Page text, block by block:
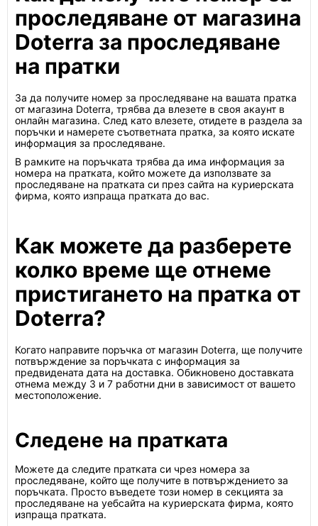
проследяване от магазина
Doterra за проследяване
на пратки
За да получите номер за проследяване на вашата пратка
от магазина Doterra, трябва да влезете в своя акаунт в
онлайн магазина. След като влезете, отидете в раздела за
поръчки и намерете съответната пратка, за която искате
информация за проследяване.
В рамките на поръчката трябва да има информация за
номера на пратката, който можете да използвате за
проследяване на пратката си през сайта на куриерската
фирма, която изпраща пратката до вас.
Как можете да разберете
колко време ще отнеме
пристигането на пратка от
Doterra?
Когато направите поръчка от магазин Doterra, ще получите
потвърждение за поръчката с информация за
предвидената дата на доставка. Обикновено доставката
отнема между 3 и 7 работни дни в зависимост от вашето
местоположение.
Следене на пратката
Можете да следите пратката си чрез номера за
проследяване, който ще получите в потвърждението за
поръчката. Просто въведете този номер в секцията за
проследяване на уебсайта на куриерската фирма, която
изпраща пратката.